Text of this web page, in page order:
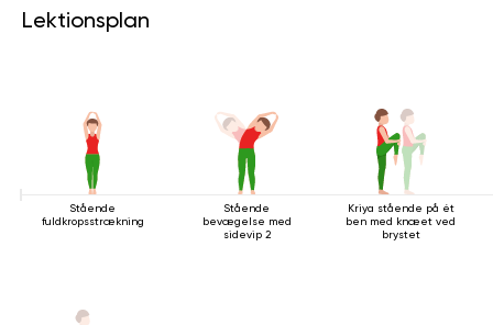
Lektionsplan
Stående
fuldkropsstrækning
Stående
bevægelse med
sidevip 2
Kriya stående på ét
ben med knæet ved
brystet